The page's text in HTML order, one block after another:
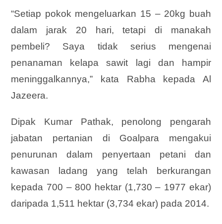
“Setiap pokok mengeluarkan 15 – 20kg buah
dalam jarak 20 hari, tetapi di manakah
pembeli? Saya tidak serius mengenai
penanaman kelapa sawit lagi dan hampir
meninggalkannya,” kata Rabha kepada Al
Jazeera.
Dipak Kumar Pathak, penolong pengarah
jabatan pertanian di Goalpara mengakui
penurunan dalam penyertaan petani dan
kawasan ladang yang telah berkurangan
kepada 700 – 800 hektar (1,730 – 1977 ekar)
daripada 1,511 hektar (3,734 ekar) pada 2014.